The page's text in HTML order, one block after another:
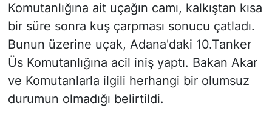
Komutanlığına ait uçağın camı, kalkıştan kısa
bir süre sonra kuş çarpması sonucu çatladı.
Bunun üzerine uçak, Adana'daki 10.Tanker
Üs Komutanlığına acil iniş yaptı. Bakan Akar
ve Komutanlarla ilgili herhangi bir olumsuz
durumun olmadığı belirtildi.